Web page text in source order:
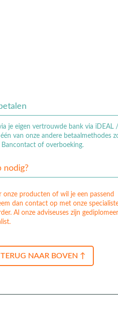
je eigen vertrouwde bank via iDEAL /
van onze andere betaalmethodes
Bancontact of overboeking.
nodig?
onze producten of wil je een passend
dan contact op met onze
Al onze adviseuses zijn
TERUG NAAR BOVEN ↑